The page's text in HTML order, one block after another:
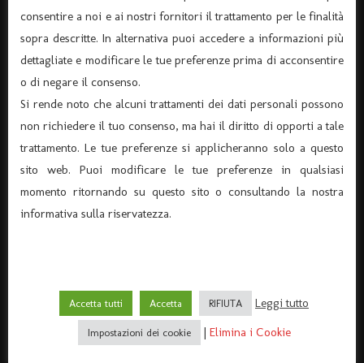
ASSOCIAZIONE “TEATRO DANTE” APS
Via Verona 8 – 37045 Legnago – (tel. 0442-25544)
C.F. 91015660235 - P.I. 03726920238
Codice univoco per fatturazione elettronica KRRH6B9
consentire a noi e ai nostri fornitori il trattamento per le finalità
sopra descritte. In alternativa puoi accedere a informazioni più
dettagliate e modificare le tue preferenze prima di acconsentire
o di negare il consenso.
Si rende noto che alcuni trattamenti dei dati personali possono
non richiedere il tuo consenso, ma hai il diritto di opporti a tale
trattamento. Le tue preferenze si applicheranno solo a questo
sito web. Puoi modificare le tue preferenze in qualsiasi
momento ritornando su questo sito o consultando la nostra
informativa sulla riservatezza.
Accetta tutti Accetta RIFIUTA Leggi tutto
Impostazioni dei cookie | Elimina i Cookie